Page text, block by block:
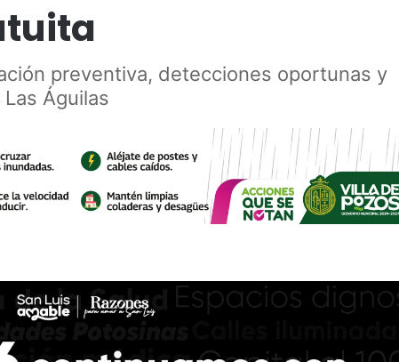
preventiva, detecciones oportunas y
Águilas